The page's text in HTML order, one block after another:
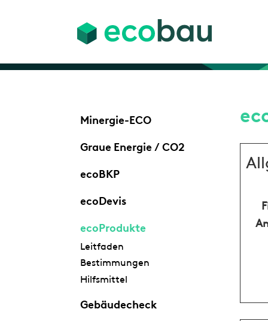
Minergie-ECO
Graue Energie / CO2
ecoBKP
ecoDevis
ecoProdukte
Leitfaden
Bestimmungen
Hilfsmittel
Gebäudecheck